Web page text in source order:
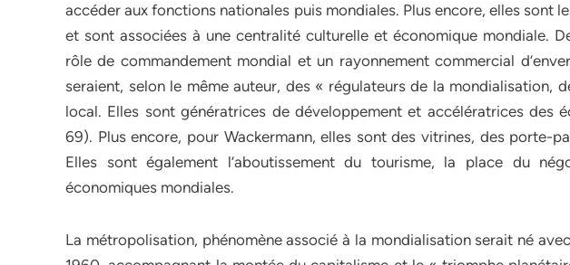
accéder aux fonctions nationales puis mondiales. Plus encore, elles sont
et sont associées à une centralité culturelle et économique mondiale.
rôle de commandement mondial et un rayonnement commercial
seraient, selon le même auteur, des « régulateurs de la mondialisation,
local. Elles sont génératrices de développement et accélératrices des
69). Plus encore, pour Wackermann, elles sont des vitrines, des porte-
Elles sont également l’aboutissement du tourisme, la place du
économiques mondiales.
La métropolisation, phénomène associé à la mondialisation serait né